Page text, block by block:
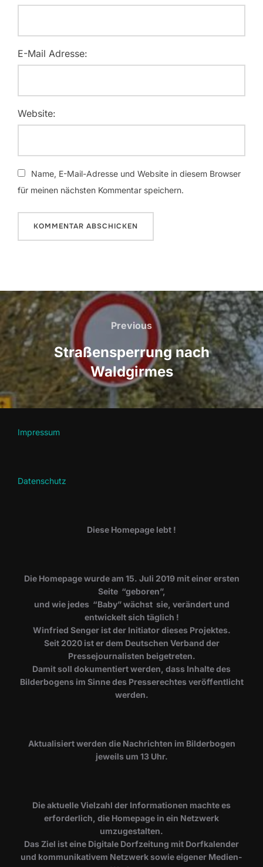
E-Mail Adresse:
Website:
Name, E-Mail-Adresse und Website in diesem Browser
für meinen nächsten Kommentar speichern.
Beitragsnavigation
Previous
Previous
Straßensperrung nach
Waldgirmes
Impressum
Datenschutz
Diese Homepage lebt !
Die Homepage wurde am 15. Juli 2019 mit einer ersten
Seite “geboren”,
und wie jedes “Baby” wächst sie, verändert und
entwickelt sich täglich !
Winfried Senger ist der Initiator dieses Projektes.
Seit 2020 ist er dem Deutschen Verband der
Pressejournalisten beigetreten.
Damit soll dokumentiert werden, dass Inhalte des
Bilderbogens im Sinne des Presserechtes veröffentlicht
werden.
​Aktualisiert werden die Nachrichten im Bilderbogen
jeweils um 13 Uhr.
Die aktuelle Vielzahl der Informationen machte es
erforderlich, die Homepage in ein Netzwerk
umzugestalten.
Das Ziel ist eine Digitale Dorfzeitung mit Dorfkalender
und kommunikativem Netzwerk sowie eigener Medien-